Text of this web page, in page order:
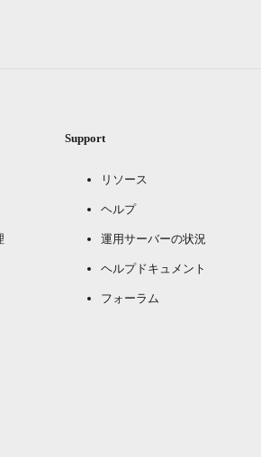
Support
リソース
ヘルプ
運用サーバーの状況
ヘルプドキュメント
フォーラム